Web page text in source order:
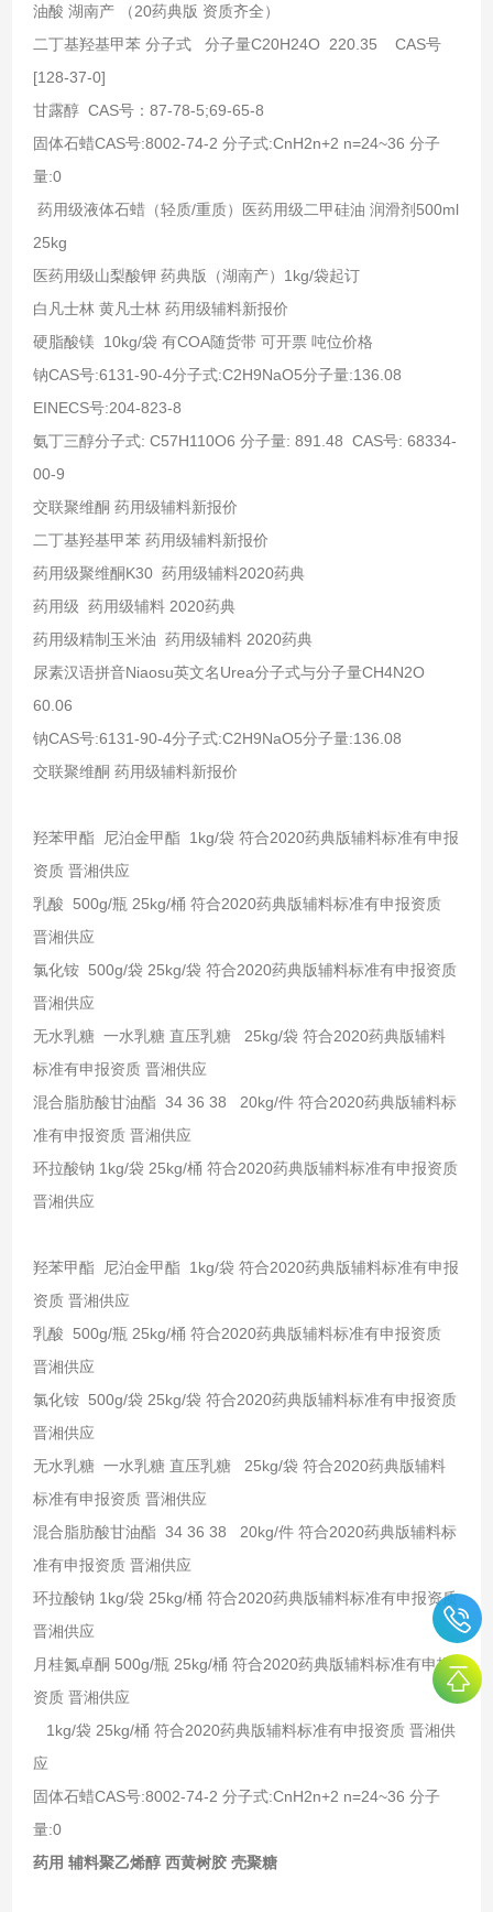
油酸 湖南产 （20药典版 资质齐全）
二丁基羟基甲苯 分子式 分子量C20H24O 220.35 CAS号
[128-37-0]
甘露醇 CAS号：87-78-5;69-65-8
固体石蜡CAS号:8002-74-2 分子式:CnH2n+2 n=24~36 分子
量:0
药用级液体石蜡（轻质/重质）医药用级二甲硅油 润滑剂500ml
25kg
医药用级山梨酸钾 药典版（湖南产）1kg/袋起订
白凡士林 黄凡士林 药用级辅料新报价
硬脂酸镁 10kg/袋 有COA随货带 可开票 吨位价格
钠CAS号:6131-90-4分子式:C2H9NaO5分子量:136.08
EINECS号:204-823-8
氨丁三醇分子式: C57H110O6 分子量: 891.48 CAS号: 68334-
00-9
交联聚维酮 药用级辅料新报价
二丁基羟基甲苯 药用级辅料新报价
药用级聚维酮K30 药用级辅料2020药典
药用级 药用级辅料 2020药典
药用级精制玉米油 药用级辅料 2020药典
尿素汉语拼音Niaosu英文名Urea分子式与分子量CH4N2O
60.06
钠CAS号:6131-90-4分子式:C2H9NaO5分子量:136.08
交联聚维酮 药用级辅料新报价
羟苯甲酯 尼泊金甲酯 1kg/袋 符合2020药典版辅料标准有申报
资质 晋湘供应
乳酸 500g/瓶 25kg/桶 符合2020药典版辅料标准有申报资质
晋湘供应
氯化铵 500g/袋 25kg/袋 符合2020药典版辅料标准有申报资质
晋湘供应
无水乳糖 一水乳糖 直压乳糖 25kg/袋 符合2020药典版辅料
标准有申报资质 晋湘供应
混合脂肪酸甘油酯 34 36 38 20kg/件 符合2020药典版辅料标
准有申报资质 晋湘供应
环拉酸钠 1kg/袋 25kg/桶 符合2020药典版辅料标准有申报资质
晋湘供应
羟苯甲酯 尼泊金甲酯 1kg/袋 符合2020药典版辅料标准有申报
资质 晋湘供应
乳酸 500g/瓶 25kg/桶 符合2020药典版辅料标准有申报资质
晋湘供应
氯化铵 500g/袋 25kg/袋 符合2020药典版辅料标准有申报资质
晋湘供应
无水乳糖 一水乳糖 直压乳糖 25kg/袋 符合2020药典版辅料
标准有申报资质 晋湘供应
混合脂肪酸甘油酯 34 36 38 20kg/件 符合2020药典版辅料标
准有申报资质 晋湘供应
环拉酸钠 1kg/袋 25kg/桶 符合2020药典版辅料标准有申报资质
晋湘供应
月桂氮卓酮 500g/瓶 25kg/桶 符合2020药典版辅料标准有申报
资质 晋湘供应
1kg/袋 25kg/桶 符合2020药典版辅料标准有申报资质 晋湘供
应
固体石蜡CAS号:8002-74-2 分子式:CnH2n+2 n=24~36 分子
量:0
药用 辅料聚乙烯醇 西黄树胶 壳聚糖